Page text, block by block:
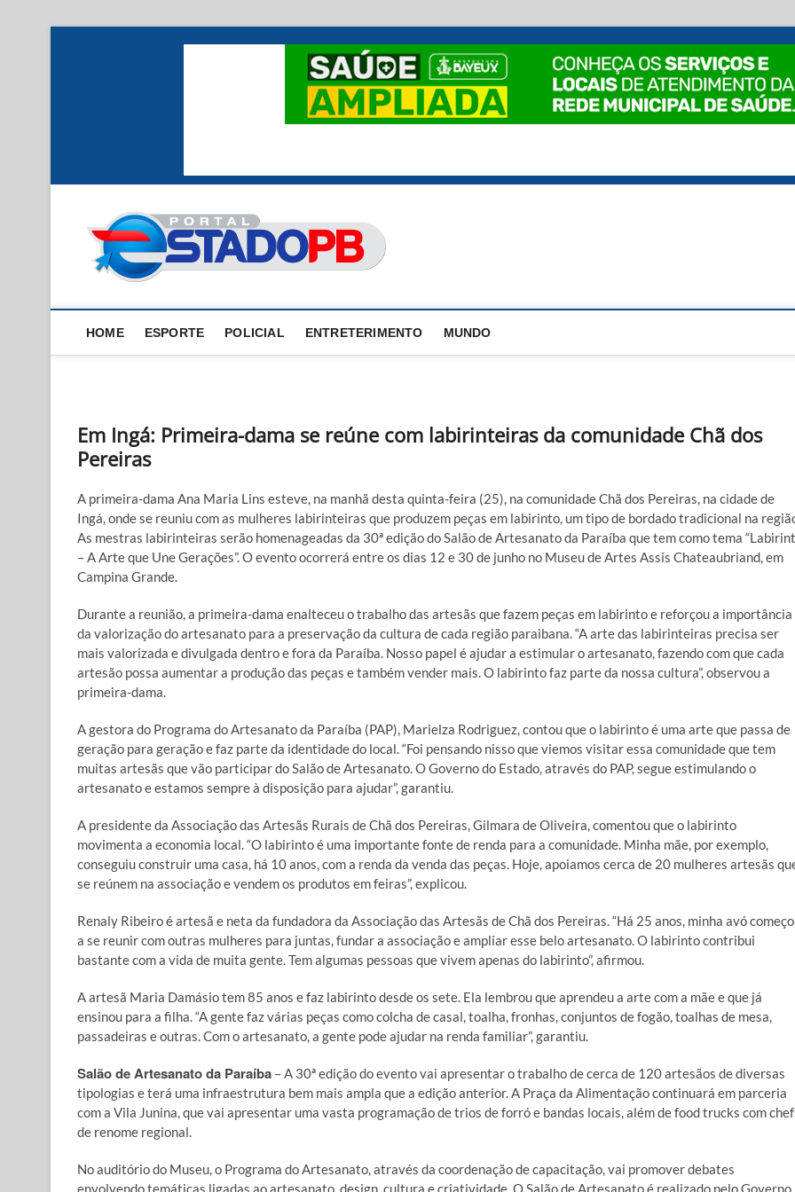
HOME ESPORTE POLICIAL ENTRETERIMENTO MUNDO
Em Ingá: Primeira-dama se reúne com labirinteiras da comunidade Chã dos
Pereiras
A primeira-dama Ana Maria Lins esteve, na manhã desta quinta-feira (25), na comunidade Chã dos Pereiras, na cidade de
Ingá, onde se reuniu com as mulheres labirinteiras que produzem peças em labirinto, um tipo de bordado tradicional na
As mestras labirinteiras serão homenageadas da 30ª edição do Salão de Artesanato da Paraíba que tem como tema
– A Arte que Une Gerações”. O evento ocorrerá entre os dias 12 e 30 de junho no Museu de Artes Assis Chateaubriand, em
Campina Grande.
Durante a reunião, a primeira-dama enalteceu o trabalho das artesãs que fazem peças em labirinto e reforçou a importância
da valorização do artesanato para a preservação da cultura de cada região paraibana. “A arte das labirinteiras precisa ser
mais valorizada e divulgada dentro e fora da Paraíba. Nosso papel é ajudar a estimular o artesanato, fazendo com que cada
artesão possa aumentar a produção das peças e também vender mais. O labirinto faz parte da nossa cultura”, observou a
primeira-dama.
A gestora do Programa do Artesanato da Paraíba (PAP), Marielza Rodriguez, contou que o labirinto é uma arte que passa de
geração para geração e faz parte da identidade do local. “Foi pensando nisso que viemos visitar essa comunidade que tem
muitas artesãs que vão participar do Salão de Artesanato. O Governo do Estado, através do PAP, segue estimulando o
artesanato e estamos sempre à disposição para ajudar”, garantiu.
A presidente da Associação das Artesãs Rurais de Chã dos Pereiras, Gilmara de Oliveira, comentou que o labirinto
movimenta a economia local. “O labirinto é uma importante fonte de renda para a comunidade. Minha mãe, por exemplo,
conseguiu construir uma casa, há 10 anos, com a renda da venda das peças. Hoje, apoiamos cerca de 20 mulheres artesãs
se reúnem na associação e vendem os produtos em feiras”, explicou.
Renaly Ribeiro é artesã e neta da fundadora da Associação das Artesãs de Chã dos Pereiras. “Há 25 anos, minha avó
a se reunir com outras mulheres para juntas, fundar a associação e ampliar esse belo artesanato. O labirinto contribui
bastante com a vida de muita gente. Tem algumas pessoas que vivem apenas do labirinto”, afirmou.
A artesã Maria Damásio tem 85 anos e faz labirinto desde os sete. Ela lembrou que aprendeu a arte com a mãe e que já
ensinou para a filha. “A gente faz várias peças como colcha de casal, toalha, fronhas, conjuntos de fogão, toalhas de mesa,
passadeiras e outras. Com o artesanato, a gente pode ajudar na renda familiar”, garantiu.
Salão de Artesanato da Paraíba – A 30ª edição do evento vai apresentar o trabalho de cerca de 120 artesãos de diversas
tipologias e terá uma infraestrutura bem mais ampla que a edição anterior. A Praça da Alimentação continuará em parceria
com a Vila Junina, que vai apresentar uma vasta programação de trios de forró e bandas locais, além de food trucks com
de renome regional.
No auditório do Museu, o Programa do Artesanato, através da coordenação de capacitação, vai promover debates
envolvendo temáticas ligadas ao artesanato, design, cultura e criatividade. O Salão de Artesanato é realizado pelo Governo